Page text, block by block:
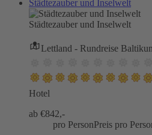
Städtezauber und Inselwelt
Städtezauber und Inselwelt
Lettland - Rundreise
Hotel
ab €842,-
pro PersonPreis pro